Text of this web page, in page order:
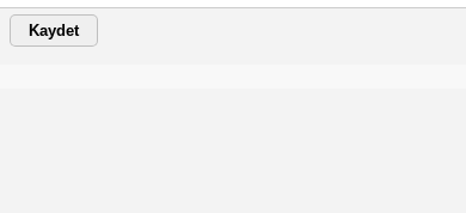
Kaydet